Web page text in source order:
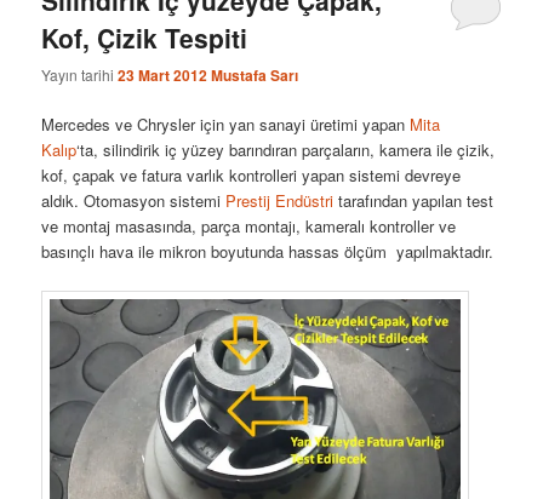
Kof, Çizik Tespiti
Yayın tarihi23 Mart 2012Mustafa Sarı
Mercedes ve Chrysler için yan sanayi üretimi yapan Mita
Kalıp‘ta, silindirik iç yüzey barındıran parçaların, kamera ile çizik,
kof, çapak ve fatura varlık kontrolleri yapan sistemi devreye
aldık. Otomasyon sistemi Prestij Endüstri tarafından yapılan test
ve montaj masasında, parça montajı, kameralı kontroller ve
basınçlı hava ile mikron boyutunda hassas ölçüm yapılmaktadır.